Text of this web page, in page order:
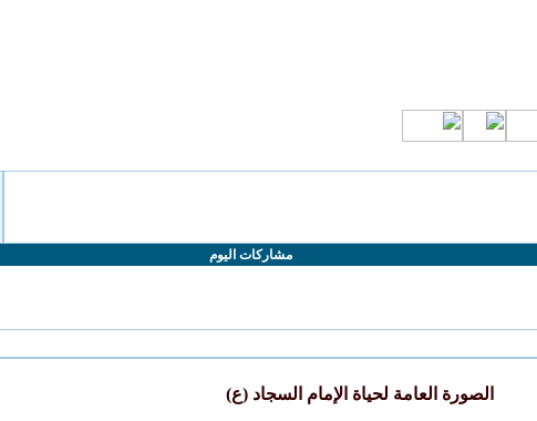
مشاركات اليوم
الصورة العامة لحياة الإمام السجاد (ع)